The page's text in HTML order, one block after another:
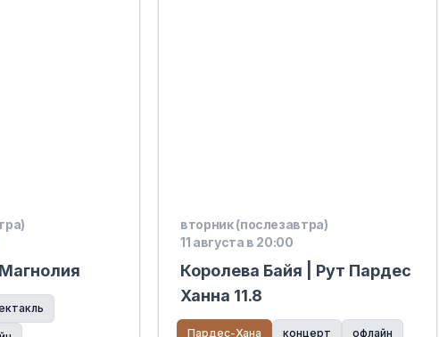
вторник (послезавтра)
11 августа в 20:00
Королева Байя | Рут Пардес
Ханна 11.8
Пардес-Хана концерт офлайн